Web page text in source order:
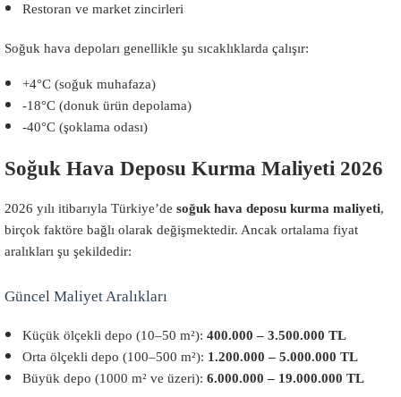
Restoran ve market zincirleri
Soğuk hava depoları genellikle şu sıcaklıklarda çalışır:
+4°C (soğuk muhafaza)
-18°C (donuk ürün depolama)
-40°C (şoklama odası)
Soğuk Hava Deposu Kurma Maliyeti 2026
2026 yılı itibarıyla Türkiye’de soğuk hava deposu kurma maliyeti,
birçok faktöre bağlı olarak değişmektedir. Ancak ortalama fiyat
aralıkları şu şekildedir:
Güncel Maliyet Aralıkları
Küçük ölçekli depo (10–50 m²): 400.000 – 3.500.000 TL
Orta ölçekli depo (100–500 m²): 1.200.000 – 5.000.000 TL
Büyük depo (1000 m² ve üzeri): 6.000.000 – 19.000.000 TL